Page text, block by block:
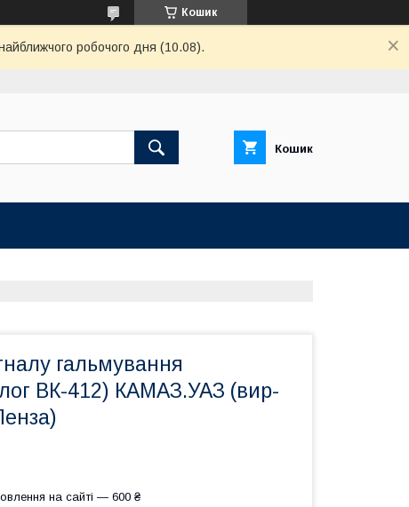
Кошик
робочого дня (10.08).
Кошик
гальмування
ВК-412) КАМАЗ.УАЗ (вир-
на сайті — 600 ₴